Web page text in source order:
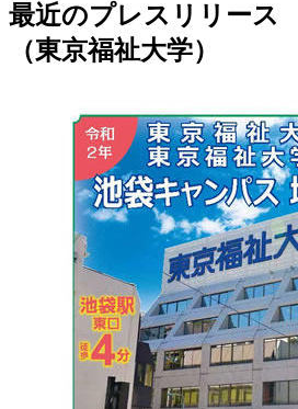
最近のプレスリリース
（東京福祉大学）